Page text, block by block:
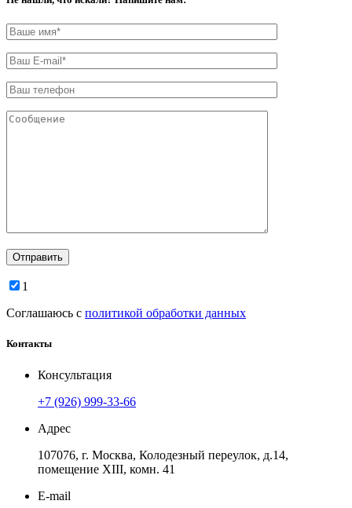
1
Соглашаюсь с политикой обработки данных
Контакты
Консультация
+7 (926) 999-33-66
Адрес
107076, г. Москва, Колодезный переулок, д.14,
помещение ХIII, комн. 41
E-mail